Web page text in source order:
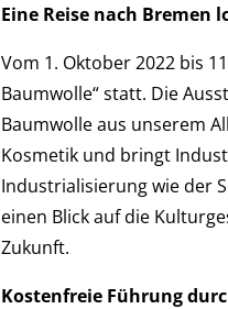
Eine Reise nach Bremen
Vom 1. Oktober 2022 bis
Baumwolle“ statt. Die
Baumwolle aus unserem
Kosmetik und bringt
Industrialisierung wie der
einen Blick auf die
Zukunft.
Kostenfreie Führung